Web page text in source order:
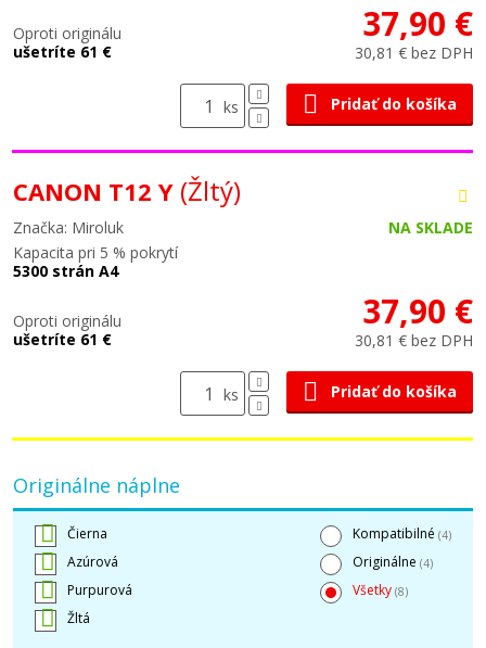
Oproti originálu
ušetríte 61 €
37,90 €
30,81 € bez DPH
ks Pridať do košíka
CANON T12 Y (Žltý)
Značka: Miroluk
NA SKLADE
Kapacita pri 5 % pokrytí
5300 strán A4
Oproti originálu
ušetríte 61 €
37,90 €
30,81 € bez DPH
ks Pridať do košíka
Originálne náplne
Čierna
Azúrová
Purpurová
Žltá
Kompatibilné (4)
Originálne (4)
Všetky (8)